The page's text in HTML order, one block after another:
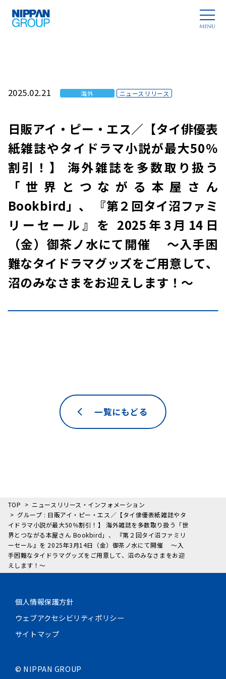
2025.02.21 海外 ニュースリリース
日販アイ・ピー・エス／【タイ俳優表
紙雑誌やタイドラマ小説が最大50％
割引！】 海外雑誌を多数取り扱う
「世界とつながる本屋さん
Bookbird」、 『第２回タイ沼ファミ
リーセール』を 2025年3月14日
（金）御茶ノ水にて開催 ～入手困
難なタイドラマグッズをご用意して、
沼のみなさまをお迎えします！～
一覧にもどる
TOP
ニュースリリース・インフォメーション
グループ : 日販アイ・ピー・エス／【タイ俳優表紙雑誌やタ
イドラマ小説が最大50％割引！】 海外雑誌を多数取り扱う「世
界とつながる本屋さん Bookbird」、 『第２回タイ沼ファミリ
ーセール』を 2025年3月14日（金）御茶ノ水にて開催 ～入
手困難なタイドラマグッズをご用意して、沼のみなさまをお迎
えします！～
個人情報保護方針
ウェブアクセシビリティポリシー
サイトマップ
© NIPPAN GROUP